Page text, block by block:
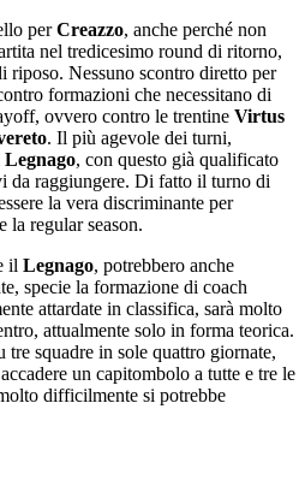
perCreazzo, anche perché non
nel tredicesimo round di ritorno,
riposo. Nessuno scontro diretto per
formazioni che necessitano di
ovvero contro le trentine Virtus
. Il più agevole dei turni,
Legnago, con questo già qualificato
da raggiungere. Di fatto il turno di
la vera discriminante per
la regular season.
il Legnago, potrebbero anche
specie la formazione di coach
attardate in classifica, sarà molto
attualmente solo in forma teorica.
tre squadre in sole quattro giornate,
un capitombolo a tutte e tre le
difficilmente si potrebbe